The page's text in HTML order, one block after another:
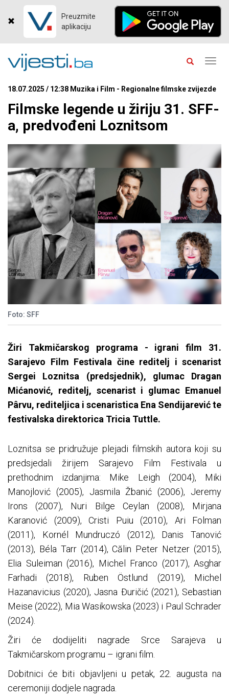
Preuzmite
aplikaciju
18.07.2025 / 12:38 Muzika i Film - Regionalne filmske zvijezde
Filmske legende u žiriju 31. SFF-
a, predvođeni Loznitsom
Foto: SFF
Žiri Takmičarskog programa - igrani film 31.
Sarajevo Film Festivala čine reditelj i scenarist
Sergei Loznitsa (predsjednik), glumac Dragan
Mićanović, reditelj, scenarist i glumac Emanuel
Pârvu, rediteljica i scenaristica Ena Sendijarević te
festivalska direktorica Tricia Tuttle.
Loznitsa se pridružuje plejadi filmskih autora koji su
predsjedali žirijem Sarajevo Film Festivala u
prethodnim izdanjima: Mike Leigh (2004), Miki
Manojlović (2005), Jasmila Žbanić (2006), Jeremy
Irons (2007), Nuri Bilge Ceylan (2008), Mirjana
Karanović (2009), Cristi Puiu (2010), Ari Folman
(2011), Kornél Mundruczó (2012), Danis Tanović
(2013), Béla Tarr (2014), Călin Peter Netzer (2015),
Elia Suleiman (2016), Michel Franco (2017), Asghar
Farhadi (2018), Ruben Östlund (2019), Michel
Hazanavicius (2020), Jasna Đuričić (2021), Sebastian
Meise (2022), Mia Wasikowska (2023) i Paul Schrader
(2024).
Žiri će dodijeliti nagrade Srce Sarajeva u
Takmičarskom programu – igrani film.
Dobitnici će biti objavljeni u petak, 22. augusta na
ceremoniji dodjele nagrada.